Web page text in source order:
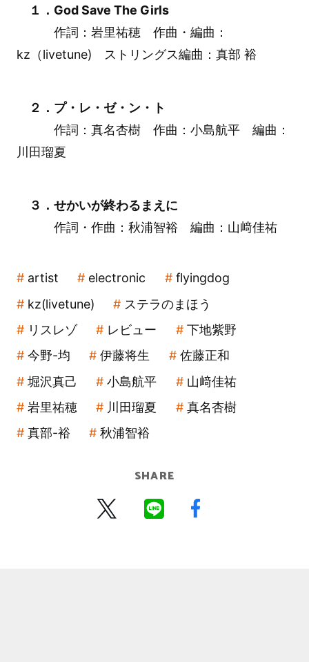
１．God Save The Girls
作詞：岩里祐穂 作曲・編曲：
kz（livetune) ストリングス編曲：真部 裕
２．プ・レ・ゼ・ン・ト
作詞：真名杏樹 作曲：小島航平 編曲：
川田瑠夏
３．せかいが終わるまえに
作詞・作曲：秋浦智裕 編曲： 山﨑佳祐
artist electronic
flyingdog
kz(livetune)
ステラのまほう
リスレゾ
レビュー
下地紫野
今野-均
伊藤将生
佐藤正和
堀沢真己
小島航平
山﨑佳祐
岩里祐穂
川田瑠夏
真名杏樹
真部-裕
秋浦智裕
SHARE